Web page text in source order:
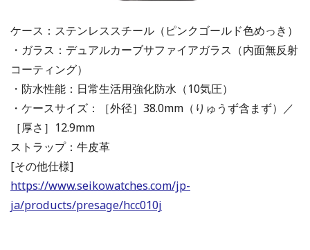
ケース：ステンレススチール（ピンクゴールド色めっき）
・ガラス：デュアルカーブサファイアガラス（内面無反射
コーティング）
・防水性能：日常生活用強化防水（10気圧）
・ケースサイズ：［外径］38.0mm（りゅうず含まず）／
［厚さ］12.9mm
ストラップ：牛皮革
[その他仕様]
https://www.seikowatches.com/jp-
ja/products/presage/hcc010j